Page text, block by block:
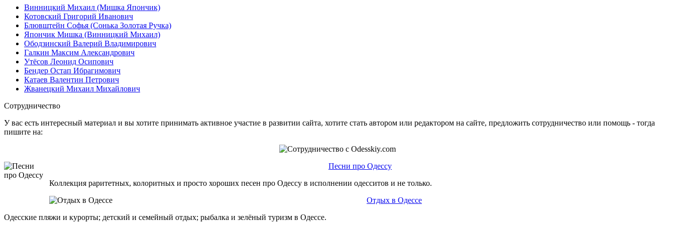
Винницкий Михаил (Мишка Япончик)
Котовский Григорий Иванович
Блювштейн Софья (Сонька Золотая Ручка)
Япончик Мишка (Винницкий Михаил)
Ободзинский Валерий Владимирович
Галкин Максим Александрович
Утёсов Леонид Осипович
Бендер Остап Ибрагимович
Катаев Валентин Петрович
Жванецкий Михаил Михайлович
Сотрудничество
У вас есть интересный материал и вы хотите принимать активное участие в развитии сайта, хотите стать автором или редактором на сайте, предложить сотрудничество или помощь - тогда
пишите на:
Песни про Одессу
Коллекция раритетных, колоритных и просто хороших песен про Одессу в исполнении одесситов и не только.
Отдых в Одессе
Одесские пляжи и курорты; детский и семейный отдых; рыбалка и зелёный туризм в Одессе.